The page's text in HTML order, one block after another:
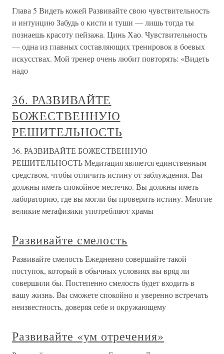
Глава 5 Видеть кожей Развивайте свою чувствительность
и интуицию Забудь о кисти и туши — лишь тогда ты
познаешь красоту пейзажа. Цинь Хао. Чувствительность
— одна из главных составляющих тренировок в боевых
искусствах. Мой тренер очень любит повторять: «Видеть
надо
36. РАЗВИВАЙТЕ
БОЖЕСТВЕННУЮ
РЕШИТЕЛЬНОСТЬ
36. РАЗВИВАЙТЕ БОЖЕСТВЕННУЮ
РЕШИТЕЛЬНОСТЬ Медитация является единственным
средством, чтобы отличить истину от заблуждения. Вы
должны иметь спокойное местечко. Вы должны иметь
лабораторию, где вы могли бы проверить истину. Многие
великие метафизики употребляют храмы
Развивайте смелость
Развивайте смелость Ежедневно совершайте такой
поступок, который в обычных условиях вы вряд ли
совершили бы. Постепенно смелость будет входить в
вашу жизнь. Вы сможете спокойно и уверенно встречать
неизвестность, доверяя себе и окружающему
Развивайте «ум отречения»